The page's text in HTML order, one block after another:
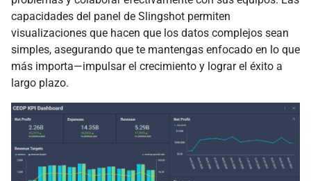
capacidades del panel de Slingshot permiten
visualizaciones que hacen que los datos complejos sean
simples, asegurando que te mantengas enfocado en lo que
más importa—impulsar el crecimiento y lograr el éxito a
largo plazo.